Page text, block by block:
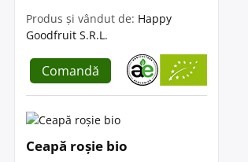
Produs și vândut de: Happy
Goodfruit S.R.L.
Comandă
Ceapă roșie bio